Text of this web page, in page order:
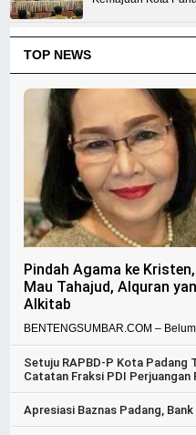
TOP NEWS
Pindah Agama ke
Mau Tahajud, Alquran
Alkitab
BENTENGSUMBAR.COM –
Setuju RAPBD-P Kota Padang
Catatan Fraksi PDI Perjuangan
Apresiasi Baznas Padang,